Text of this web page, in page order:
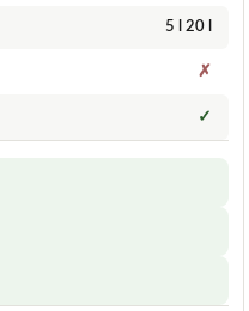
5 l 20 l
✗
✓